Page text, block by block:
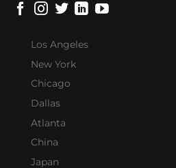
Los Angeles
New York
Chicago
Dallas
Atlanta
China
Japan